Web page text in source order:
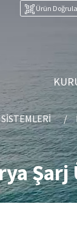
Ürün Doğrula